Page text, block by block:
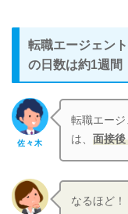
転職エージェン
の日数は約1週間
佐々木
転職エー
は、面接
なるほど！